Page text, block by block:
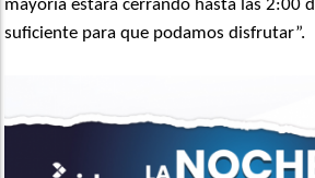
mayoría estará cerrando hasta las 2:00
suficiente para que podamos disfrutar”.